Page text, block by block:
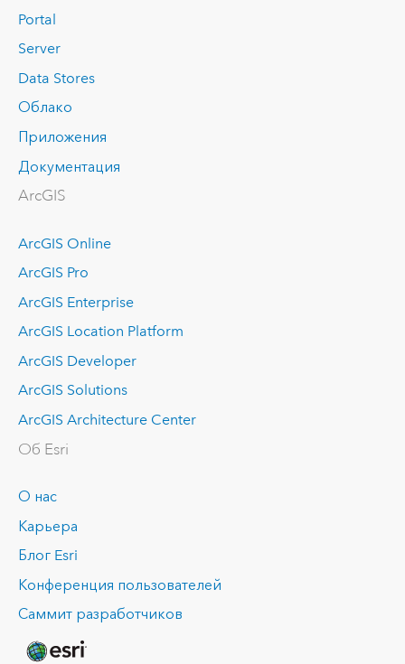
Portal
Server
Data Stores
Облако
Приложения
Документация
ArcGIS
ArcGIS Online
ArcGIS Pro
ArcGIS Enterprise
ArcGIS Location Platform
ArcGIS Developer
ArcGIS Solutions
ArcGIS Architecture Center
Об Esri
О нас
Карьера
Блог Esri
Конференция пользователей
Саммит разработчиков